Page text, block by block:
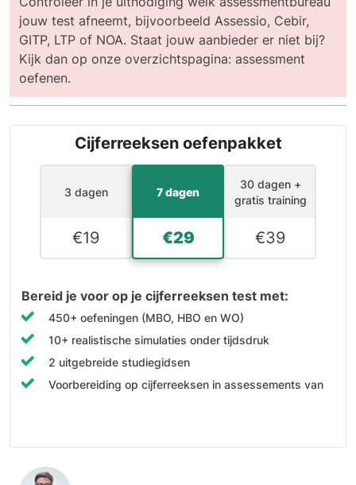
jouw test afneemt, bijvoorbeeld Assessio, Cebir,
GITP, LTP of NOA. Staat jouw aanbieder er niet bij?
Kijk dan op onze overzichtspagina: assessment
oefenen.
Cijferreeksen oefenpakket
3 dagen
€19
7 dagen
€29
30 dagen +
gratis training
€39
Bereid je voor op je cijferreeksen test met:
450+ oefeningen (MBO, HBO en WO)
10+ realistische simulaties onder tijdsdruk
2 uitgebreide studiegidsen
Voorbereiding op cijferreeksen in assessements van
Persoonlijk scoreoverzicht na elke test
100% online, direct beschikbaar